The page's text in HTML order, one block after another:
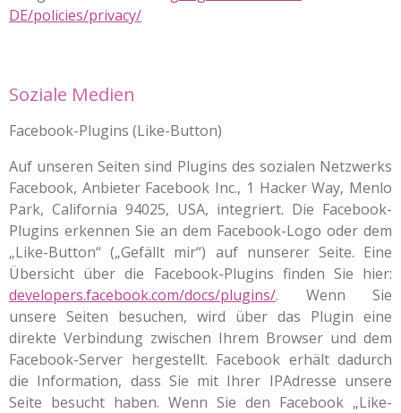
DE/policies/privacy/
Soziale Medien
Facebook-Plugins (Like-Button)
Auf unseren Seiten sind Plugins des sozialen Netzwerks
Facebook, Anbieter Facebook Inc., 1 Hacker Way, Menlo
Park, California 94025, USA, integriert. Die Facebook-
Plugins erkennen Sie an dem Facebook-Logo oder dem
„Like-Button“ („Gefällt mir“) auf nunserer Seite. Eine
Übersicht über die Facebook-Plugins finden Sie hier:
developers.facebook.com/docs/plugins/. Wenn Sie
unsere Seiten besuchen, wird über das Plugin eine
direkte Verbindung zwischen Ihrem Browser und dem
Facebook-Server hergestellt. Facebook erhält dadurch
die Information, dass Sie mit Ihrer IPAdresse unsere
Seite besucht haben. Wenn Sie den Facebook „Like-